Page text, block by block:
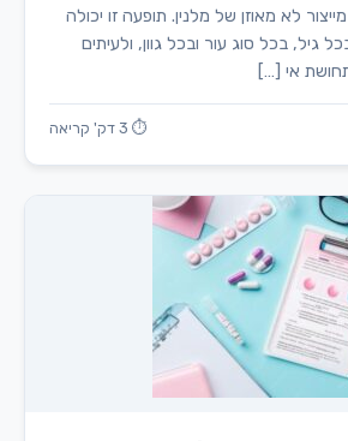
לא מאוזן של מלנין. תופעה זו יכולה
גיל, בכל סוג עור ובכל גוון, ולעיתים
אי […]
⏱ 3 דק' קריאה